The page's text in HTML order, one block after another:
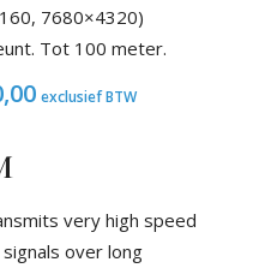
7680×4320)
Tot 100 meter.
exclusief BTW
very high speed
over long